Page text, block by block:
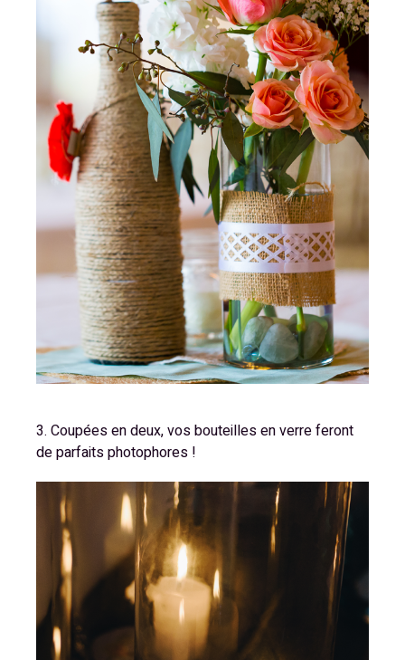
3. Coupées en deux, vos bouteilles en verre feront
de parfaits photophores !